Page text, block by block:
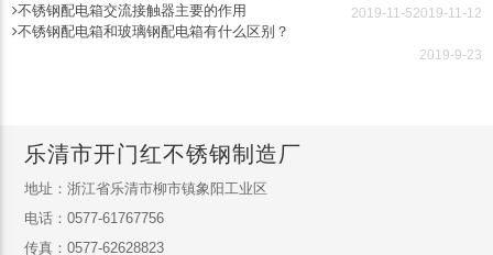
2019-11-12
不锈钢配电箱交流接触器主要的作用 2019-11-5
不锈钢配电箱和玻璃钢配电箱有什么区别？
2019-9-23
乐清市开门红不锈钢制造厂
地址：浙江省乐清市柳市镇象阳工业区
电话：0577-61767756
传真：0577-62628823